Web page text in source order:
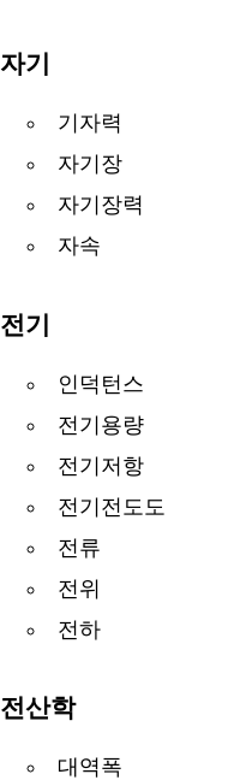
자기
기자력
자기장
자기장력
자속
전기
인덕턴스
전기용량
전기저항
전기전도도
전류
전위
전하
전산학
대역폭